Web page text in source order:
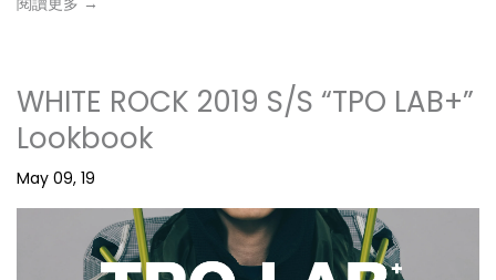
WHITE ROCK 2019 S/S “TPO LAB+”
Lookbook
May 09, 19